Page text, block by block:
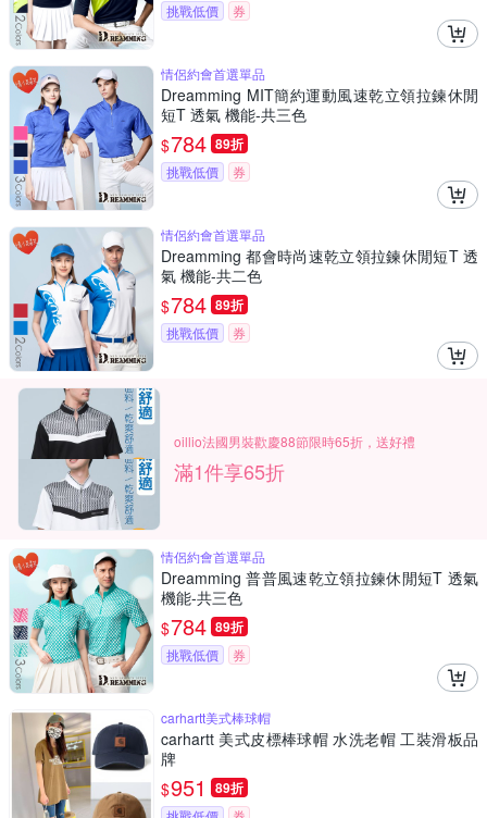
挑戰低價 券
情侶約會首選單品
Dreamming MIT簡約運動風速乾立領拉鍊休閒
短T 透氣 機能-共三色
$784 89折
挑戰低價 券
情侶約會首選單品
Dreamming 都會時尚速乾立領拉鍊休閒短T 透
氣 機能-共二色
$784 89折
挑戰低價 券
oillio法國男裝歡慶88節限時65折，送好禮
滿1件享65折
情侶約會首選單品
Dreamming 普普風速乾立領拉鍊休閒短T 透氣
機能-共三色
$784 89折
挑戰低價 券
carhartt美式棒球帽
carhartt 美式皮標棒球帽 水洗老帽 工裝滑板品
牌
$951 89折